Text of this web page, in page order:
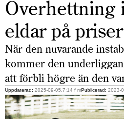
Överhettning
eldar på priser
När den nuvarande
kommer den
att förbli högre än den
Uppdaterad: 2025-09-05,7:14 f mPublicerad: 2023-